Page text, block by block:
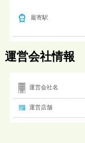
最寄駅
運営会社情報
運営会社名
運営店舗